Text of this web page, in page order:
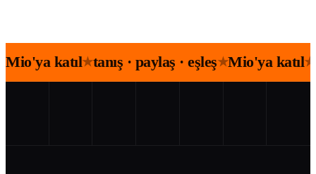
Mio'ya katıl★tanış · paylaş · eşleş★Mio'ya katıl★